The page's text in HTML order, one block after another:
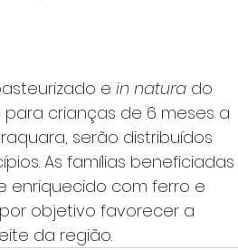
e in natura do
para crianças de 6 meses a
serão distribuídos
As famílias beneficiadas
enriquecido com ferro e
objetivo favorecer a
da região.